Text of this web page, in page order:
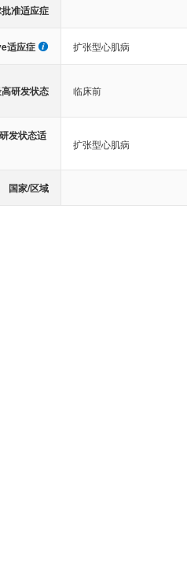
准适应症
适应症 扩张型心肌病
研发状态 临床前
发状态适
扩张型心肌病
国家/区域